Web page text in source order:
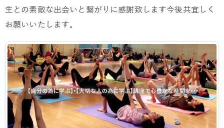
生との素敵な出会いと繋がりに感謝致します今後共宜しく
お願いいたします。